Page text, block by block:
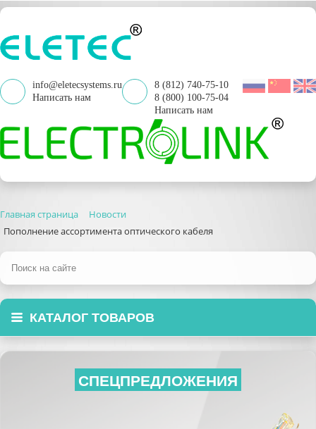
info@eletecsystems.ru
Написать нам
8 (812) 740-75-10
8 (800) 100-75-04
Написать нам
Главная страница
Новости
Пополнение ассортимента оптического кабеля
КАТАЛОГ ТОВАРОВ
СПЕЦПРЕДЛОЖЕНИЯ